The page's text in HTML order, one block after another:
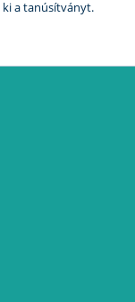
a tanúsítványt.